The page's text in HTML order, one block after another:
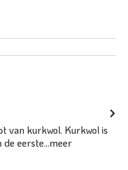
van kurkwol. Kurkwol is
eerste...meer